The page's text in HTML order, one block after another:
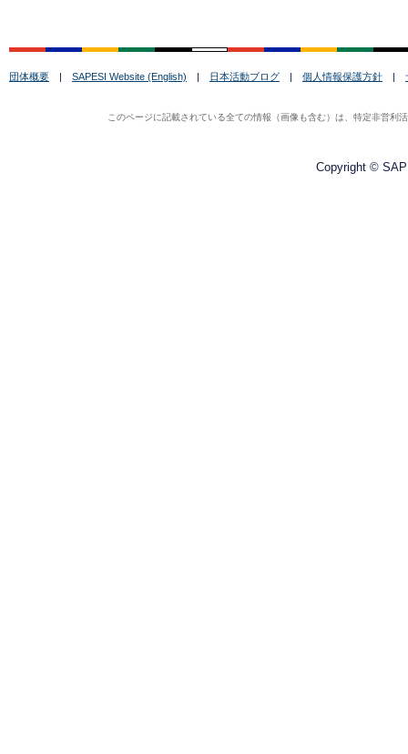
団体概要 | SAPESI Website (English) | 日本活動ブログ | 個人情報保護方針 |
このページに記載されている全ての情報（画像も含む）は、特定非営
Copyright ©